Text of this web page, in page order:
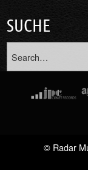
SUCHE
© Radar